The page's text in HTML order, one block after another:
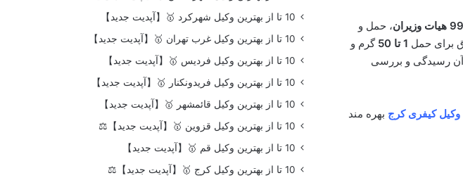
99 هیات وزیران، حمل و
برای حمل 1 تا 50
گرم و
آن رسیدگی و بررسی
وکیل کیفری کرج بهره مند
10 تا از بهترین وکیل شهرکرد 🥇【آپدیت جدید】
10 تا از بهترین وکیل غرب تهران 🥇【آپدیت جدید】
10 تا از بهترین وکیل فردیس 🥇【آپدیت جدید】
10 تا از بهترین وکیل فریدونکنار 🥇【آپدیت جدید】
10 تا از بهترین وکیل قائمشهر 🥇【آپدیت جدید】
10 تا از بهترین وکیل قزوین 🥇【آپدیت جدید】⚖️
10 تا از بهترین وکیل قم 🥇【آپدیت جدید】
10 تا از بهترین وکیل کرج 🥇【آپدیت جدید】⚖️